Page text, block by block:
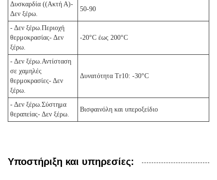
Δυσκαρδία ((Ακτή Α)-
Δεν ξέρω.
50-90
- Δεν ξέρω.Περιοχή
θερμοκρασίας- Δεν
ξέρω.
-20°C έως 200°C
- Δεν ξέρω.Αντίσταση
σε χαμηλές
θερμοκρασίες- Δεν
ξέρω.
Δυνατότητα Tr10: -30°C
- Δεν ξέρω.Σύστημα
θεραπείας- Δεν ξέρω.
Βισφαινόλη και υπεροξείδιο
Υποστήριξη και υπηρεσίες: